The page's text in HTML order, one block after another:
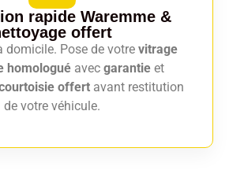
rapide Waremme &
offert
domicile. Pose de votre vitrage
homologué avec garantie et
offertavant restitution
de votre véhicule.